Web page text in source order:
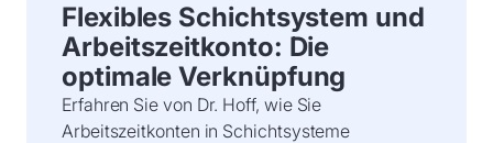
Flexibles Schichtsystem und
Arbeitszeitkonto: Die
optimale Verknüpfung
Erfahren Sie von Dr. Hoff, wie Sie
Arbeitszeitkonten in Schichtsysteme